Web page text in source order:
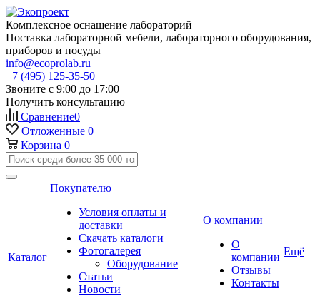
Комплексное оснащение лабораторий
Поставка лабораторной мебели, лабораторного оборудования,
приборов и посуды
info@ecoprolab.ru
+7 (495) 125-35-50
Звоните с 9:00 до 17:00
Получить консультацию
Сравнение0
Отложенные 0
Корзина 0
Каталог
Покупателю
Условия оплаты и
доставки
Скачать каталоги
Фотогалерея
Оборудование
Статьи
Новости
О компании
О
компании
Отзывы
Контакты
Ещё